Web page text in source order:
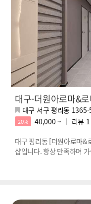
대구-더원아로마&
대구 서구 평리동 1365-
20% 40,000 ~ 리뷰 1
대구 평리동 [더원아로마&
샵입니다. 항상 만족하며